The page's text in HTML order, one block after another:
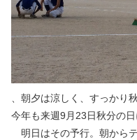
、朝夕は涼しく、すっかり
今年も来週9月23日秋分の日
明日はその予行。朝から